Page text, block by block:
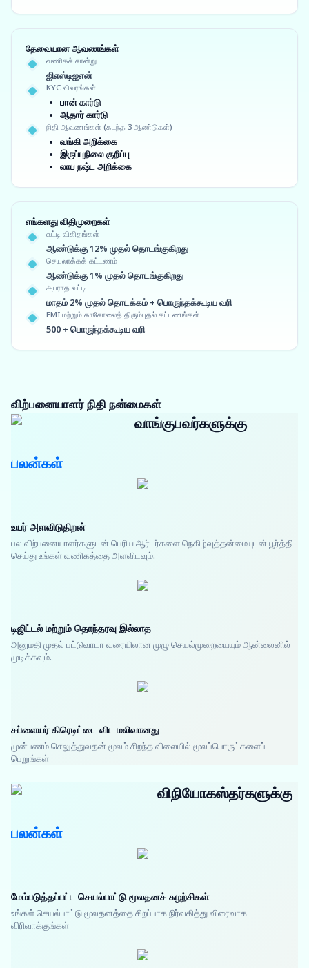
தேவையான ஆவணங்கள்
வணிகச் சான்று
ஜிஎஸ்டிஐஎன்
KYC விவரங்கள்
பான் கார்டு
ஆதார் கார்டு
நிதி ஆவணங்கள் (கடந்த 3 ஆண்டுகள்)
வங்கி அறிக்கை
இருப்புநிலை குறிப்பு
லாப நஷ்ட அறிக்கை
எங்களது விதிமுறைகள்
வட்டி விகிதங்கள்
ஆண்டுக்கு 12% முதல் தொடங்குகிறது
செயலாக்கக் கட்டணம்
ஆண்டுக்கு 1% முதல் தொடங்குகிறது
அபராத வட்டி
மாதம் 2% முதல் தொடக்கம் + பொருந்தக்கூடிய வரி
EMI மற்றும் காசோலைத் திரும்புதல் கட்டணங்கள்
500 + பொருந்தக்கூடிய வரி
விற்பனையாளர் நிதி நன்மைகள்
வாங்குபவர்களுக்கு
பலன்கள்
உயர் அளவிடுதிறன்
பல விற்பனையாளர்களுடன் பெரிய ஆர்டர்களை நெகிழ்வுத்தன்மையுடன் பூர்த்தி
செய்து உங்கள் வணிகத்தை அளவிடவும்.
டிஜிட்டல் மற்றும் தொந்தரவு இல்லாத
அனுமதி முதல் பட்டுவாடா வரையிலான முழு செயல்முறையையும் ஆன்லைனில்
முடிக்கவும்.
சப்ளையர் கிரெடிட்டை விட மலிவானது
முன்பணம் செலுத்துவதன் மூலம் சிறந்த விலையில் மூலப்பொருட்களைப்
பெறுங்கள்
விநியோகஸ்தர்களுக்கு
பலன்கள்
மேம்படுத்தப்பட்ட செயல்பாட்டு மூலதனச் சுழற்சிகள்
உங்கள் செயல்பாட்டு மூலதனத்தை சிறப்பாக நிர்வகித்து விரைவாக
விரிவாக்குங்கள்